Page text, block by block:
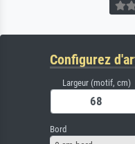
Configurez
Largeur (motif, cm)
Bord